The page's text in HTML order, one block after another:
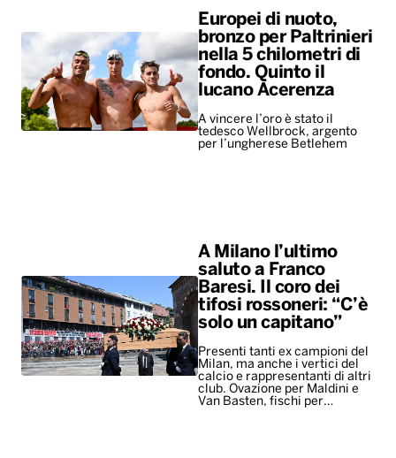
Europei di nuoto,
bronzo per Paltrinieri
nella 5 chilometri di
fondo. Quinto il
lucano Acerenza
A vincere l’oro è stato il
tedesco Wellbrock, argento
per l’ungherese Betlehem
A Milano l’ultimo
saluto a Franco
Baresi. Il coro dei
tifosi rossoneri: “C’è
solo un capitano”
Presenti tanti ex campioni del
Milan, ma anche i vertici del
calcio e rappresentanti di altri
club. Ovazione per Maldini e
Van Basten, fischi per…